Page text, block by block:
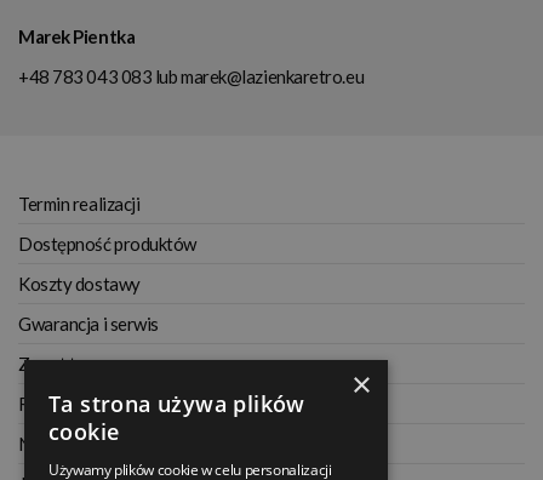
Marek Pientka
+48 783 043 083 lubmarek@lazienkaretro.eu
Termin realizacji
Dostępność produktów
Koszty dostawy
Gwarancja i serwis
Zwrot towaru
Regulamin
Najczęściej zadawane pytania
×
Ta strona używa plików
cookie
Używamy plików cookie w celu personalizacji